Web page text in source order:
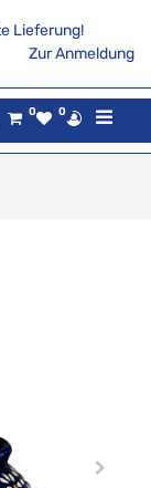
Lieferung!
Zur Anmeldung
0 0